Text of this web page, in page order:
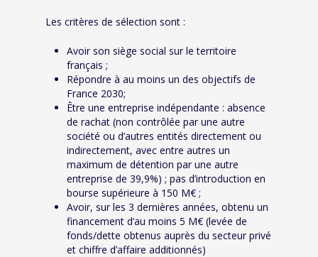
Les critères de sélection sont :
Avoir son siège social sur le territoire
français ;
Répondre à au moins un des objectifs de
France 2030;
Être une entreprise indépendante : absence
de rachat (non contrôlée par une autre
société ou d’autres entités directement ou
indirectement, avec entre autres un
maximum de détention par une autre
entreprise de 39,9%) ; pas d’introduction en
bourse supérieure à 150 M€ ;
Avoir, sur les 3 dernières années, obtenu un
financement d’au moins 5 M€ (levée de
fonds/dette obtenus auprès du secteur privé
et chiffre d’affaire additionnés)